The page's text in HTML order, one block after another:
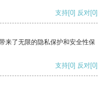
支持[0] 反对[0]
来了无限的隐私保护和安全性保
支持[0] 反对[0]